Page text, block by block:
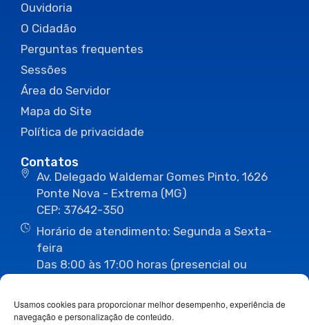
Usamos cookies para proporcionar melhor desempenho, experiência de
navegação e personalização de conteúdo.
Ouvidoria
O Cidadão
Perguntas frequentes
Sessões
Área do Servidor
Mapa do Site
Política de privacidade
Contatos
Av. Delegado Waldemar Gomes Pinto, 1626
Ponte Nova - Extrema (MG)
CEP: 37642-350
Horário de atendimento: Segunda a Sexta-
feira
Das 8:00 às 17:00 horas (presencial ou
(35) 3435-1112 (35) 3435-3063